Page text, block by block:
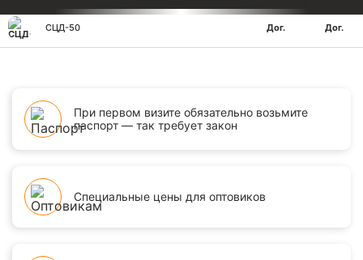
СЦД-50 Дог. Дог.
При первом визите обязательно возьмите
паспорт — так требует закон
Специальные цены для оптовиков